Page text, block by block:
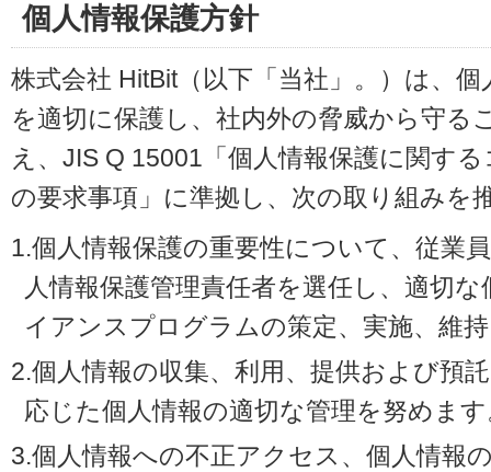
個人情報保護方針
株式会社 HitBit（以下「当社」。）は、
を適切に保護し、社内外の脅威から守る
え、JIS Q 15001「個人情報保護に関す
の要求事項」に準拠し、次の取り組みを
1.個人情報保護の重要性について、従業
人情報保護管理責任者を選任し、適切
イアンスプログラムの策定、実施、維
2.個人情報の収集、利用、提供および預
応じた個人情報の適切な管理を努めま
3.個人情報への不正アクセス、個人情報